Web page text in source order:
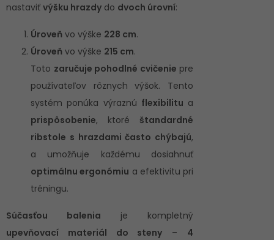
nastaviť výšku hrazdy do dvoch úrovní:
Úroveň vo výške 228 cm.
Úroveň vo výške 215 cm.
Toto zaručuje pohodlné cvičenie pre
používateľov rôznych výšok. Tento
systém ponúka výraznú flexibilitu a
prispôsobenie, ktoré štandardné
ribstole s hrazdami často chýbajú,
a umožňuje každému dosiahnuť
optimálnu ergonómiu a efektivitu pri
tréningu.
Súčasťou balenia je kompletný
upevňovací materiál do steny – 4